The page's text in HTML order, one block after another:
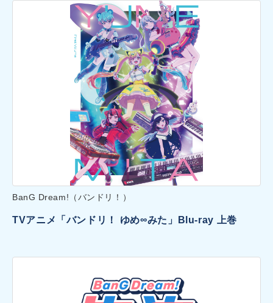
BanG Dream!（バンドリ！）
TVアニメ「バンドリ！ ゆめ∞みた」Blu-ray 上巻